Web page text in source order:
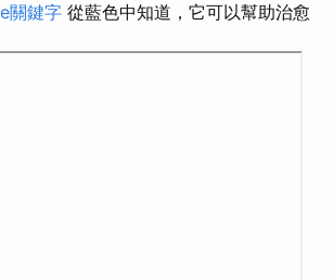
關鍵字 從藍色中知道，它可以幫助治愈